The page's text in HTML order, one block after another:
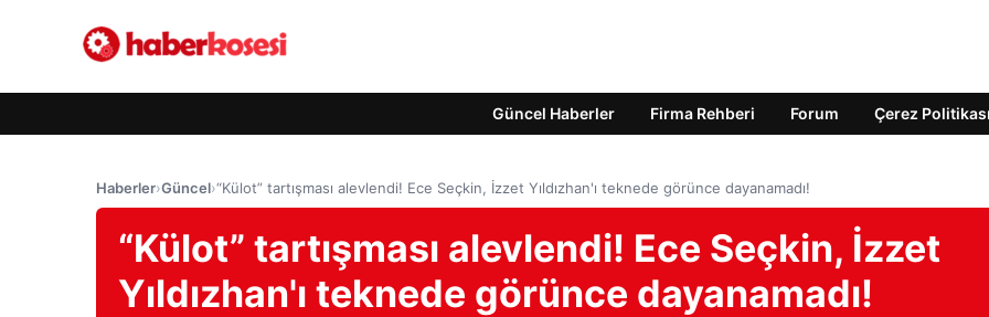
Güncel Haberler Firma Rehberi Forum Çerez Politikası
Haberler›Güncel›“Külot” tartışması alevlendi! Ece Seçkin, İzzet Yıldızhan'ı teknede görünce dayanamadı!
“Külot” tartışması alevlendi! Ece Seçkin, İzzet
Yıldızhan'ı teknede görünce dayanamadı!